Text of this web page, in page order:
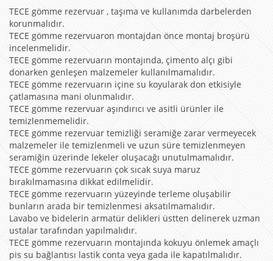
TECE gömme rezervuar , taşıma ve kullanımda darbelerden
korunmalıdır.
TECE gömme rezervuaron montajdan önce montaj broşürü
incelenmelidir.
TECE gömme rezervuarın montajında, çimento alçı gibi
donarken genleşen malzemeler kullanılmamalıdır.
TECE gömme rezervuarın içine su koyularak don etkisiyle
çatlamasına mani olunmalıdır.
TECE gömme rezervuar aşındırıcı ve asitli ürünler ile
temizlenmemelidir.
TECE gömme rezervuar temizliği seramiğe zarar vermeyecek
malzemeler ile temizlenmeli ve uzun süre temizlenmeyen
seramiğin üzerinde lekeler oluşacağı unutulmamalıdır.
TECE gömme rezervuarın çok sıcak suya maruz
bırakılmamasına dikkat edilmelidir.
TECE gömme rezervuarın yüzeyinde terleme oluşabilir
bunların arada bir temizlenmesi aksatılmamalıdır.
Lavabo ve bidelerin armatür delikleri üstten delinerek uzman
ustalar tarafından yapılmalıdır.
TECE gömme rezervuarın montajında kokuyu önlemek amaçlı
pis su bağlantısı lastik conta veya gada ile kapatılmalıdır.